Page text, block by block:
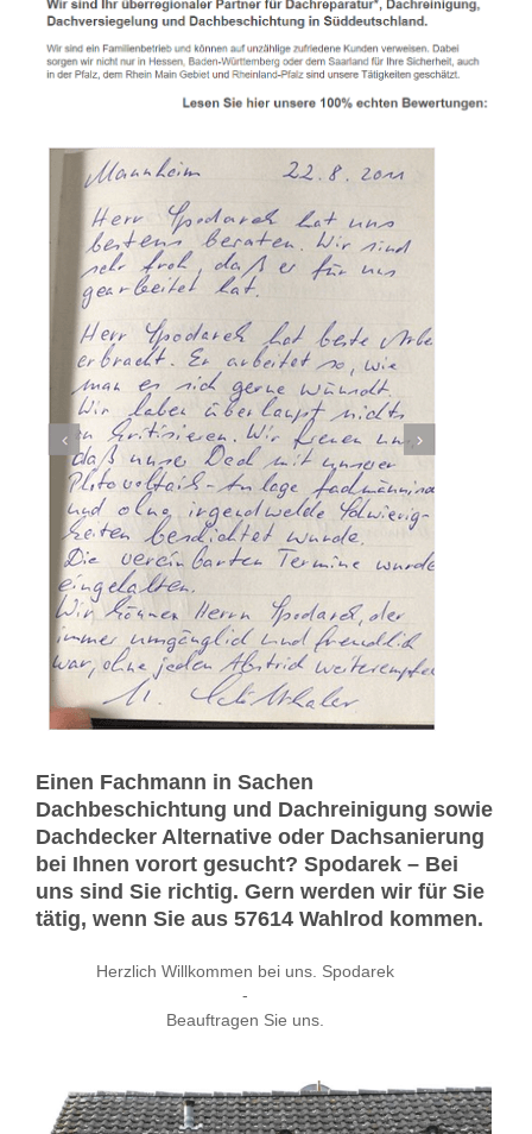
Einen Fachmann in Sachen
Dachbeschichtung und Dachreinigung sowie
Dachdecker Alternative oder Dachsanierung
bei Ihnen vorort gesucht? Spodarek – Bei
uns sind Sie richtig. Gern werden wir für Sie
tätig, wenn Sie aus 57614 Wahlrod kommen.
Herzlich Willkommen bei uns. Spodarek
-
Beauftragen Sie uns.